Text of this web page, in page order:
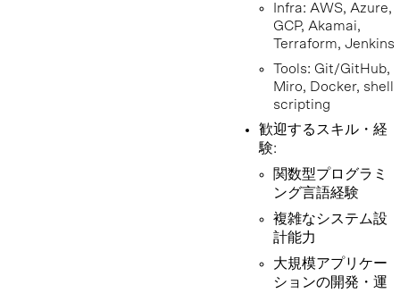
Infra: AWS, Azure,
GCP, Akamai,
Terraform, Jenkins
Tools: Git/GitHub,
Miro, Docker, shell
scripting
歓迎するスキル・経
験:
関数型プログラミ
ング言語経験
複雑なシステム設
計能力
大規模アプリケー
ションの開発・運